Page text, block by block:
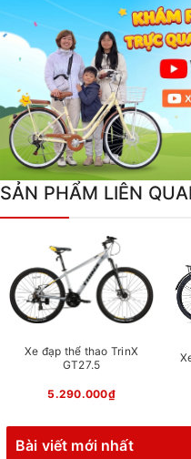
SẢN PHẨM LIÊN
Xe đạp thể thao TrinX
GT27.5
5.290.000₫
Bài viết mới nhất